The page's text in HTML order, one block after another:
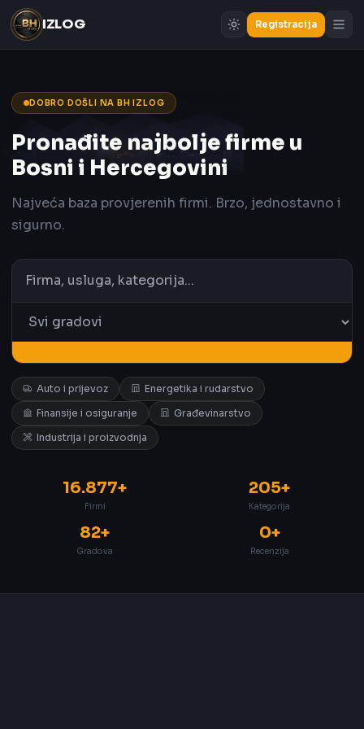
IZLOG Registracija
DOBRO DOŠLI NA BH IZLOG
Pronađite najbolje firme u
Bosni i Hercegovini
Najveća baza provjerenih firmi. Brzo, jednostavno i
sigurno.
Auto i prijevoz
Energetika i rudarstvo
Finansije i osiguranje
Građevinarstvo
Industrija i proizvodnja
16.877+
Firmi
205+
Kategorija
82+
Gradova
0+
Recenzija